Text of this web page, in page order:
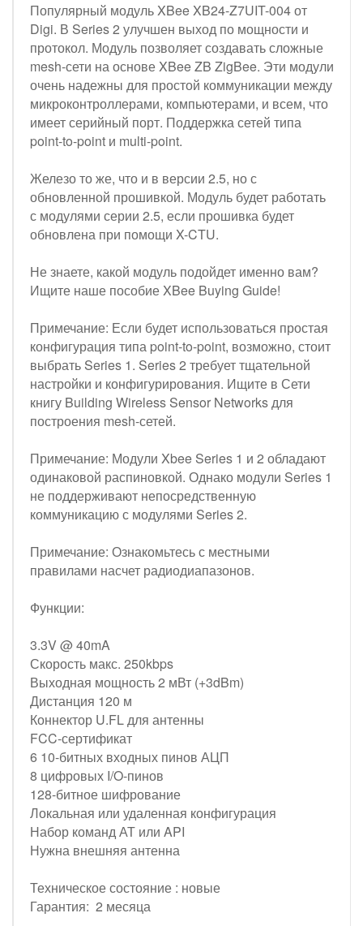
Популярный модуль XBee XB24-Z7UIT-004 от
Digi. В Series 2 улучшен выход по мощности и
протокол. Модуль позволяет создавать сложные
mesh-сети на основе XBee ZB ZigBee. Эти модули
очень надежны для простой коммуникации между
микроконтроллерами, компьютерами, и всем, что
имеет серийный порт. Поддержка сетей типа
point-to-point и multi-point.
Железо то же, что и в версии 2.5, но с
обновленной прошивкой. Модуль будет работать
с модулями серии 2.5, если прошивка будет
обновлена при помощи X-CTU.
Не знаете, какой модуль подойдет именно вам?
Ищите наше пособие XBee Buying Guide!
Примечание: Если будет использоваться простая
конфигурация типа point-to-point, возможно, стоит
выбрать Series 1. Series 2 требует тщательной
настройки и конфигурирования. Ищите в Сети
книгу Building Wireless Sensor Networks для
построения mesh-сетей.
Примечание: Модули Xbee Series 1 и 2 обладают
одинаковой распиновкой. Однако модули Series 1
не поддерживают непосредственную
коммуникацию с модулями Series 2.
Примечание: Ознакомьтесь с местными
правилами насчет радиодиапазонов.
Функции:
3.3V @ 40mA
Скорость макс. 250kbps
Выходная мощность 2 мВт (+3dBm)
Дистанция 120 м
Коннектор U.FL для антенны
FCC-сертификат
6 10-битных входных пинов АЦП
8 цифровых I/O-пинов
128-битное шифрование
Локальная или удаленная конфигурация
Набор команд АТ или API
Нужна внешняя антенна
Техническое состояние : новые
Гарантия: 2 месяца